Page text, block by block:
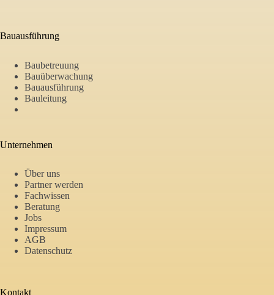
Bauausführung
Baubetreuung
Bauüberwachung
Bauausführung
Bauleitung
Unternehmen
Über uns
Partner werden
Fachwissen
Beratung
Jobs
Impressum
AGB
Datenschutz
Kontakt